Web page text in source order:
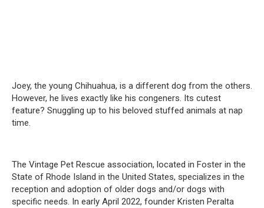
Joey, the young Chihuahua, is a different dog from the others.
However, he lives exactly like his congeners. Its cutest
feature? Snuggling up to his beloved stuffed animals at nap
time.
The Vintage Pet Rescue association, located in Foster in the
State of Rhode Island in the United States, specializes in the
reception and adoption of older dogs and/or dogs with
specific needs. In early April 2022, founder Kristen Peralta